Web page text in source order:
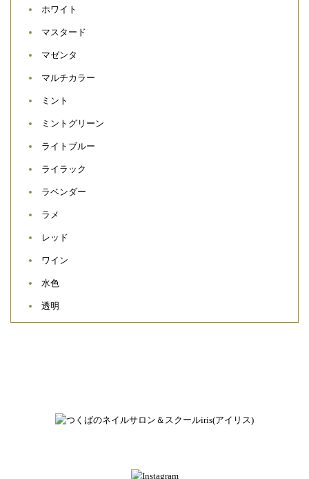
ホワイト
マスタード
マゼンタ
マルチカラー
ミント
ミントグリーン
ライトブルー
ライラック
ラベンダー
ラメ
レッド
ワイン
水色
透明